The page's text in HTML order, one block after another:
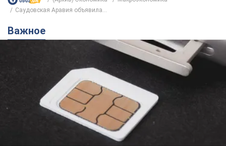
Саудовская Аравия объявила...
Важное